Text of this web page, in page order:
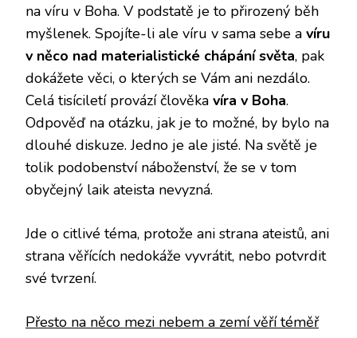
na víru v Boha. V podstatě je to přirozený běh
myšlenek. Spojíte-li ale víru v sama sebe a víru
v něco nad materialistické chápání světa, pak
dokážete věci, o kterých se Vám ani nezdálo.
Celá tisíciletí provází člověka víra v Boha.
Odpověď na otázku, jak je to možné, by bylo na
dlouhé diskuze. Jedno je ale jisté. Na světě je
tolik podobenství náboženství, že se v tom
obyčejný laik ateista nevyzná.
Jde o citlivé téma, protože ani strana ateistů, ani
strana věřících nedokáže vyvrátit, nebo potvrdit
své tvrzení.
Přesto na něco mezi nebem a zemí věří téměř